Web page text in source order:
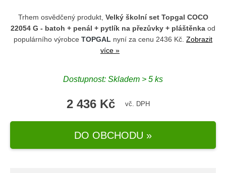
Trhem osvědčený produkt, Velký školní set Topgal COCO
22054 G - batoh + penál + pytlík na přezůvky + pláštěnka od
populárního výrobce TOPGAL nyní za cenu 2436 Kč. Zobrazit
více »
Dostupnost: Skladem > 5 ks
2 436 Kč vč. DPH
DO OBCHODU »